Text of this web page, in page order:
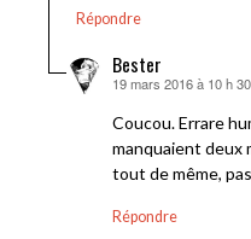
Répondre
Bester
dit :
19 mars 2016 à 10 h
Coucou. Errare
manquaient deux
tout de même,
Répondre